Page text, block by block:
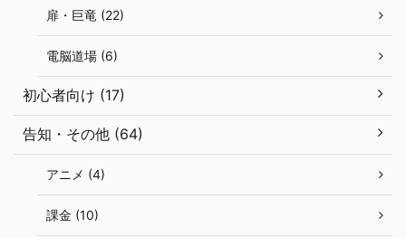
扉・巨竜 (22)
電脳道場 (6)
初心者向け (17)
告知・その他 (64)
アニメ (4)
課金 (10)